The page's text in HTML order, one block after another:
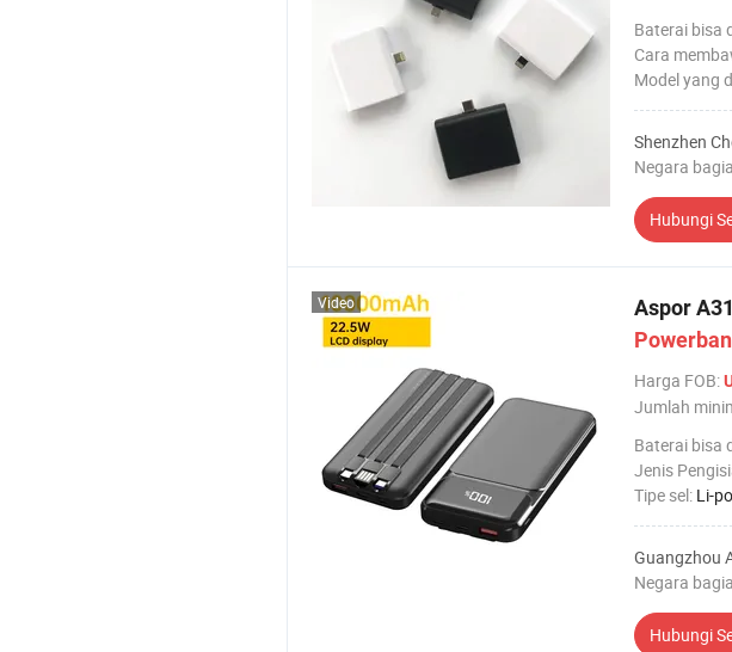
Baterai bisa
Cara
Model yang
Shenzhen
Negara
Hubungi
Aspor
Power
Harga FOB:
Jumlah
Baterai bisa
Jenis
Tipe sel: Li-
Guangzhou
Negara
Hubungi
Video